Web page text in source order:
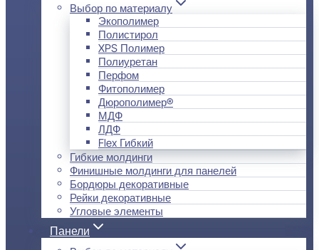
Выбор по материалу
Экополимер
Полистирол
XPS Полимер
Полиуретан
Перфом
Фитополимер
Дюрополимер®
МДФ
ЛДФ
Flex Гибкий
Гибкие молдинги
Финишные молдинги для панелей
Бордюры декоративные
Рейки декоративные
Угловые элементы
Панели